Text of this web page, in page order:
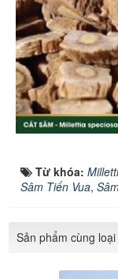
Từ khóa:
Sâm Tiến Vua,
Sản phẩm cùng loại